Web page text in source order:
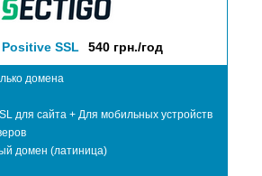
SSL 540 грн./год
домена
для сайта + Для мобильных устройств
домен (латиница)